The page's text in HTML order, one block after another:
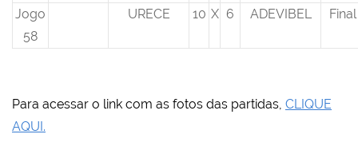
Jogo
58
URECE 10 X 6 ADEVIBEL Final
Para acessar o link com as fotos das partidas, CLIQUE
AQUI.